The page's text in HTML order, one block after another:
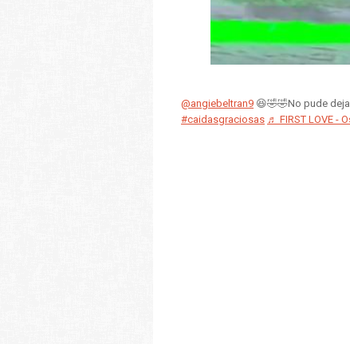
@angiebeltran9 😆🤣🤣No pude
#caidasgraciosas ♬ FIRST LOVE -